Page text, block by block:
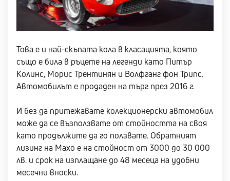
Това е и най-скъпата кола в класацията, която
също е била в ръцете на легенди като Питър
Колинс, Морис Трентинян и Волфганг фон Трипс.
Автомобилът е продаден на търг през 2016 г.
И без да притежавате колекционерски автомобил
може да се възползвате от стойността на своя
като продължите да го ползвате. Обратният
лизинг на Maxo е на стойност от 3000 до 30 000
лв. и срок на изплащане до 48 месеца на удобни
месечни вноски.